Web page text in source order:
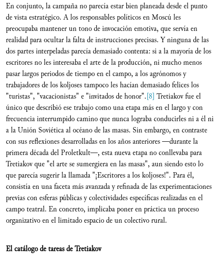
En conjunto, la campaña no parecía estar bien planeada desde el punto
de vista estratégico. A los responsables políticos en Moscú les
preocupaba mantener un tono de invocación emotiva, que servía en
realidad para ocultar la falta de instrucciones precisas. Y ninguna de las
dos partes interpeladas parecía demasiado contenta: si a la mayoría de los
escritores no les interesaba el arte de la producción, ni mucho menos
pasar largos periodos de tiempo en el campo, a los agrónomos y
trabajadores de los koljoses tampoco les hacían demasiado felices los
"turistas", "vacacionistas" e "invitados de honor".[8] Tretiakov fue el
único que describió ese trabajo como una etapa más en el largo y con
frecuencia interrumpido camino que nunca lograba conducirles ni a él ni
a la Unión Soviética al océano de las masas. Sin embargo, en contraste
con sus reflexiones desarrolladas en los años anteriores —durante la
primera década del Proletkult—, esta nueva etapa no conllevaba para
Tretiakov que "el arte se sumergiera en las masas", aun siendo esto lo
que parecía sugerir la llamada "¡Escritores a los koljoses!". Para él,
consistía en una faceta más avanzada y refinada de las experimentaciones
previas con esferas públicas y colectividades específicas realizadas en el
campo teatral. En concreto, implicaba poner en práctica un proceso
organizativo en el limitado espacio de un colectivo rural.
El catálogo de tareas de Tretiakov